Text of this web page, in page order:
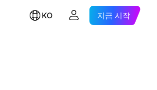
KO 지금 시작